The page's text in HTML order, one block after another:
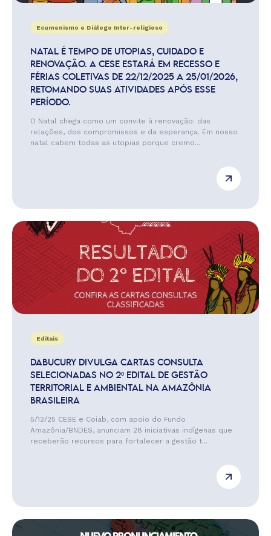
Ecumenismo e Diálogo Inter-religioso
NATAL É TEMPO DE UTOPIAS, CUIDADO E
RENOVAÇÃO. A CESE ESTARÁ EM RECESSO E
FÉRIAS COLETIVAS DE 22/12/2025 A 25/01/2026,
RETOMANDO SUAS ATIVIDADES APÓS ESSE
PERÍODO.
O Natal chega como um convite à renovação: das
relações, dos compromissos e da esperança. Em nosso
natal cabem todas as utopias porque cremo...
Editais
DABUCURY DIVULGA CARTAS CONSULTA
SELECIONADAS NO 2º EDITAL DE GESTÃO
TERRITORIAL E AMBIENTAL NA AMAZÔNIA
BRASILEIRA
5/12/25 CESE e Coiab, com apoio do Fundo
Amazônia/BNDES, anunciam 28 iniciativas indígenas que
receberão recursos para fortalecer a gestão t...